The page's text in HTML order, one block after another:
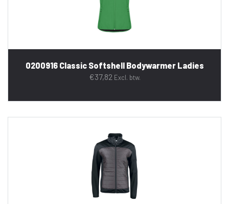
0200916 Classic Softshell Bodywarmer Ladies
€37,82 Excl. btw.